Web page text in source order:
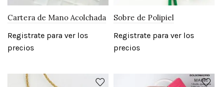
Cartera de Mano Acolchada
Registrate para ver los
precios
Sobre de Polipiel
Registrate para ver los
precios